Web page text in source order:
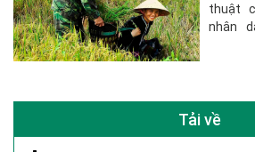
thuật
nhân
Tải về